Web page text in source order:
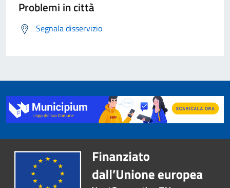
Problemi in città
Segnala disservizio